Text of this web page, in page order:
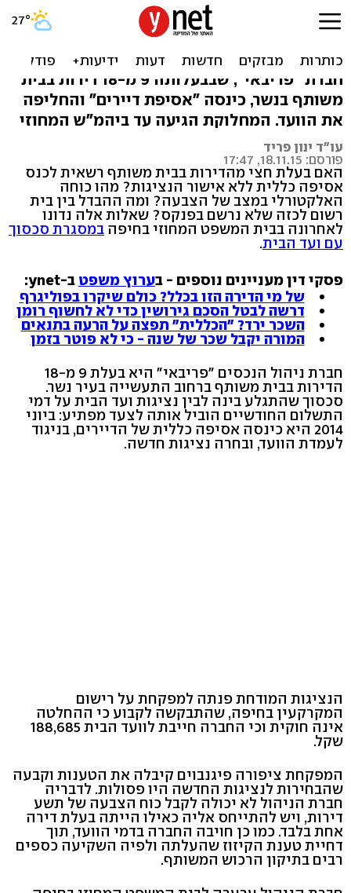
קרב על הוועד: מה מותר
לחברת ניהול בבניין?
חברת "פריבאי", שבבעלותה 9 מ-18 דירות בבית
משותף בנשר, כינסה "אסיפת דיירים" והחליפה
את הוועד. המחלוקת הגיעה עד ביהמ"ש המחוזי
עו"ד ינון פריד
פורסם: 18.11.15, 17:47
האם בעלת חצי מהדירות בבית משותף רשאית לכנס
אסיפה כללית ללא אישור הנציגות? מהו כוחה
האלקטורלי במצב של הצבעה? ומה ההבדל בין בית
רשום לכזה שלא נרשם בפנקס? שאלות אלה נדונו
לאחרונה בבית המשפט המחוזי בחיפה במסגרת סכסוך
עם ועד הבית.
פסקי דין מעניינים נוספים - בערוץ משפט ב-ynet:
של מי הדירה הזו בכלל? כולם שיקרו בפוליגרף
דרשה לבטל הסכם גירושין כדי לא לחשוף רומן
השכר ירד? "הכללית" תפצה על הרעה בתנאים
המורה יקבל שכר של שנה - כי לא פוטר בזמן
חברת ניהול הנכסים "פריבאי" היא בעלת 9 מ-18
הדירות בבית משותף ברחוב התעשייה בעיר נשר.
סכסוך שהתגלע בינה לבין נציגות ועד הבית על דמי
התשלום החודשיים הוביל אותה לצעד מפתיע: ביוני
2014 היא כינסה אסיפה כללית של הדיירים, בניגוד
לעמדת הוועד, ובחרה נציגות חדשה.
הנציגות המודחת פנתה למפקחת על רישום
המקרקעין בחיפה, שהתבקשה לקבוע כי ההחלטה
אינה חוקית וכי החברה חייבת לוועד הבית 188,685
שקל.
המפקחת ציפורה פיגנבוים קיבלה את הטענות וקבעה
שהבחירות לנציגות החדשה היו פסולות. לדבריה
חברת הניהול לא יכולה לקבל כוח הצבעה של תשע
דירות, ויש להתייחס אליה כאילו הייתה בעלת דירה
אחת בלבד. כמו כן חויבה החברה בדמי הוועד, תוך
דחיית טענת הקיזוז שהעלתה ולפיה השקיעה כספים
רבים בתיקון הרכוש המשותף.